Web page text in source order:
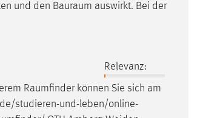
und den Bauraum auswirkt. Bei der
Relevanz:
Raumfinderkönnen Sie sich am
studieren-und-leben/online-